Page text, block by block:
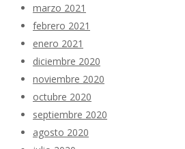
marzo 2021
febrero 2021
enero 2021
diciembre 2020
noviembre 2020
octubre 2020
septiembre 2020
agosto 2020